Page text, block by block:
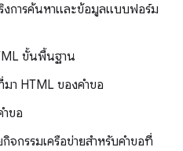
งการค้นหาและข้อมูลแบบฟอร์ม
ขั้นพื้นฐาน
า HTML ของคำขอ
ขอ
จกรรมเครือข่ายสำหรับคำขอที่